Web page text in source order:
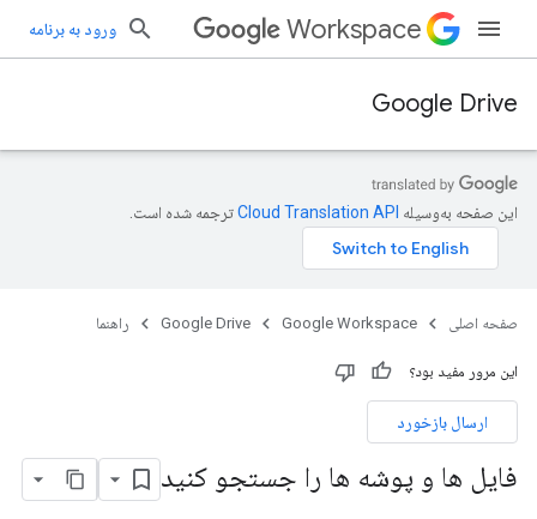
Workspace ورود به برنامه
Google Drive
این صفحه به‌وسیله ترجمه شده است.
صفحه اصلی Google Workspace
Google Drive راهنما
این مرور مفید بود؟
ارسال بازخورد
فایل ها و پوشه ها را جستجو کنید